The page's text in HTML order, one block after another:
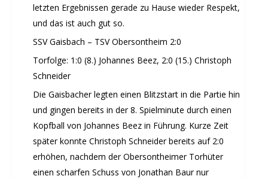
letzten Ergebnissen gerade zu Hause wieder Respekt,
und das ist auch gut so.
SSV Gaisbach – TSV Obersontheim 2:0
Torfolge: 1:0 (8.) Johannes Beez, 2:0 (15.) Christoph
Schneider
Die Gaisbacher legten einen Blitzstart in die Partie hin
und gingen bereits in der 8. Spielminute durch einen
Kopfball von Johannes Beez in Führung. Kurze Zeit
später konnte Christoph Schneider bereits auf 2:0
erhöhen, nachdem der Obersontheimer Torhüter
einen scharfen Schuss von Jonathan Baur nur